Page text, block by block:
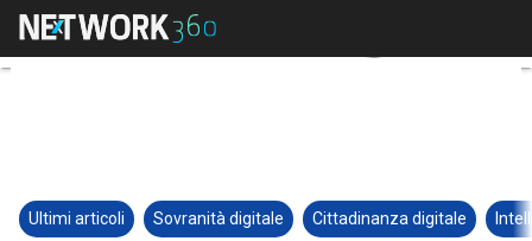
Ultimi articoli Sovranità digitale Cittadinanza digitale